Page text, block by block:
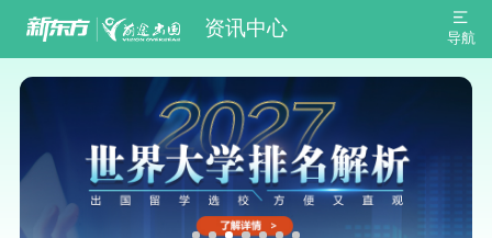
资讯中心 导航